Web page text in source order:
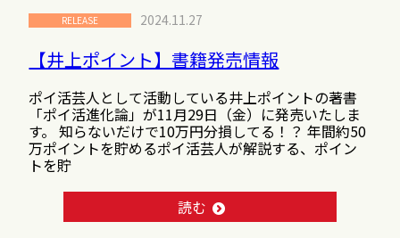
RELEASE 2024.11.27
【井上ポイント】書籍発売情報
ポイ活芸人として活動している井上ポイントの著書
「ポイ活進化論」が11月29日（金）に発売いたしま
す。 知らないだけで10万円分損してる！？ 年間約50
万ポイントを貯めるポイ活芸人が解説する、ポイン
トを貯
読む